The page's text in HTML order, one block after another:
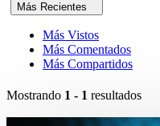
Más Recientes
Más Vistos
Más Comentados
Más Compartidos
Mostrando 1 - 1 resultados